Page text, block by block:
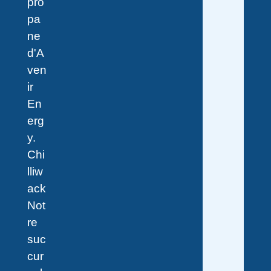
pa
ne
d'A
ven
ir
En
erg
y.
Chi
lliw
ack
Not
re
suc
cur